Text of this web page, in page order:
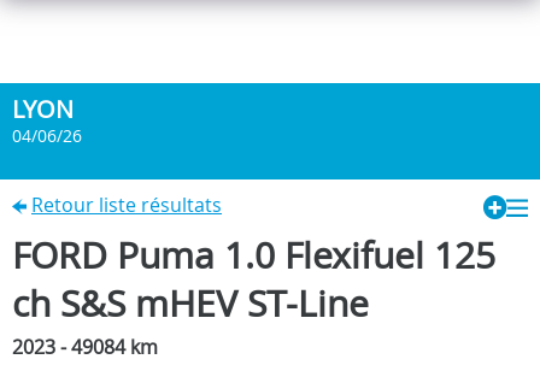
LYON
04/06/26
Retour liste résultats
FORD Puma 1.0 Flexifuel 125
ch S&S mHEV ST-Line
2023 - 49084 km